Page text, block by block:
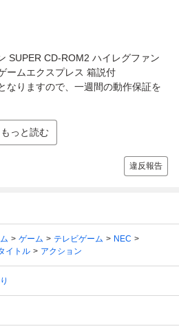
SUPER CD-ROM2 ハイレグファン
ームエクスプレス 箱説付
なりますので、一週間の動作保証を
もっと読む
違反報告
ゲーム テレビゲーム
NEC
イトル アクション